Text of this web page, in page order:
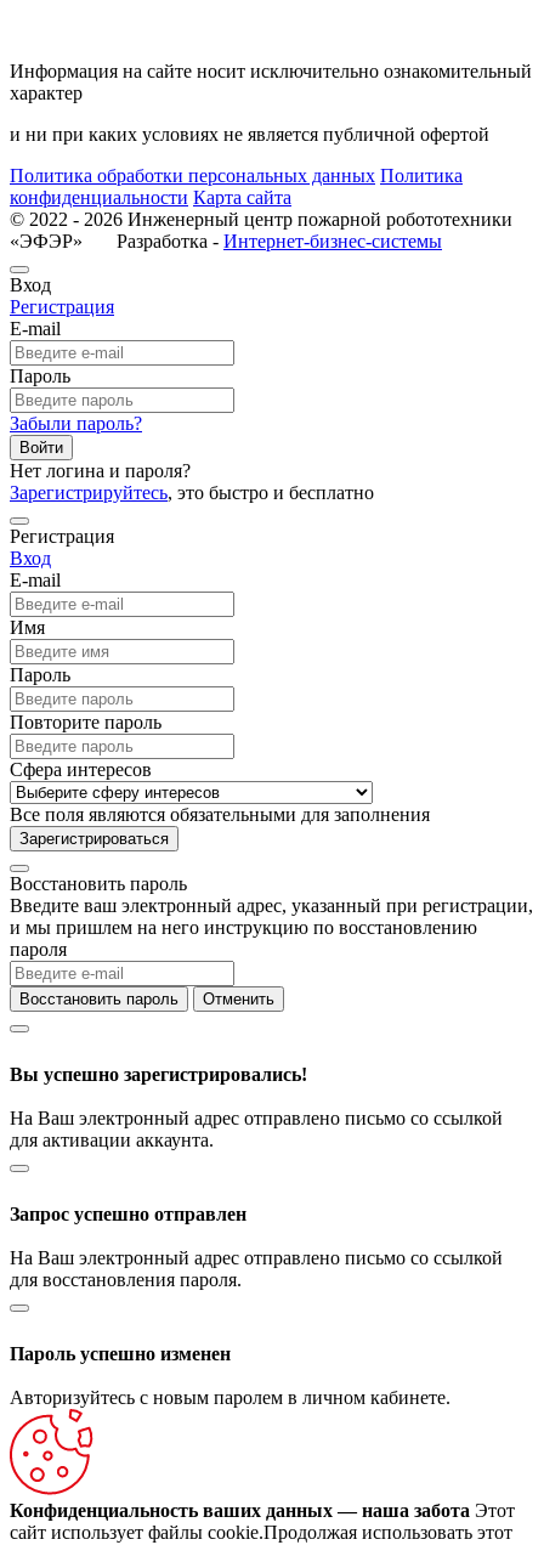
Информация на сайте носит исключительно ознакомительный
характер
и ни при каких условиях не является публичной офертой
Политика обработки персональных данных Политика
конфиденциальности Карта сайта
© 2022 - 2026 Инженерный центр пожарной робототехники
«ЭФЭР» Разработка - Интернет-бизнес-системы
Вход
Регистрация
E-mail
Пароль
Забыли пароль?
Войти
Нет логина и пароля?
Зарегистрируйтесь, это быстро и бесплатно
Регистрация
Вход
E-mail
Имя
Пароль
Повторите пароль
Сфера интересов
Все поля являются обязательными для заполнения
Зарегистрироваться
Восстановить пароль
Введите ваш электронный адрес, указанный при регистрации,
и мы пришлем на него инструкцию по восстановлению
пароля
Восстановить пароль Отменить
Вы успешно зарегистрировались!
На Ваш электронный адрес отправлено письмо со ссылкой
для активации аккаунта.
Запрос успешно отправлен
На Ваш электронный адрес отправлено письмо со ссылкой
для восстановления пароля.
Пароль успешно изменен
Авторизуйтесь с новым паролем в личном кабинете.
Конфиденциальность ваших данных — наша забота Этот
сайт использует файлы cookie.Продолжая использовать этот